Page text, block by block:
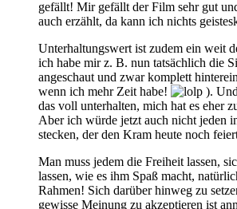
gefällt! Mir gefällt der Film sehr gut
auch erzählt, da kann ich nichts
Unterhaltungswert ist zudem ein weit
ich habe mir z. B. nun tatsächlich die
angeschaut und zwar komplett
wenn ich mehr Zeit habe!
).
das voll unterhalten, mich hat es eher
Aber ich würde jetzt auch nicht jeden
stecken, der den Kram heute noch
Man muss jedem die Freiheit lassen,
lassen, wie es ihm Spaß macht,
Rahmen! Sich darüber hinweg zu
gewisse Meinung zu akzeptieren ist